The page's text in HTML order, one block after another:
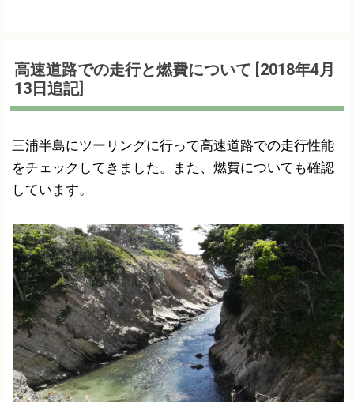
高速道路での走行と燃費について [2018年4月
13日追記]
三浦半島にツーリングに行って高速道路での走行性能
をチェックしてきました。また、燃費についても確認
しています。